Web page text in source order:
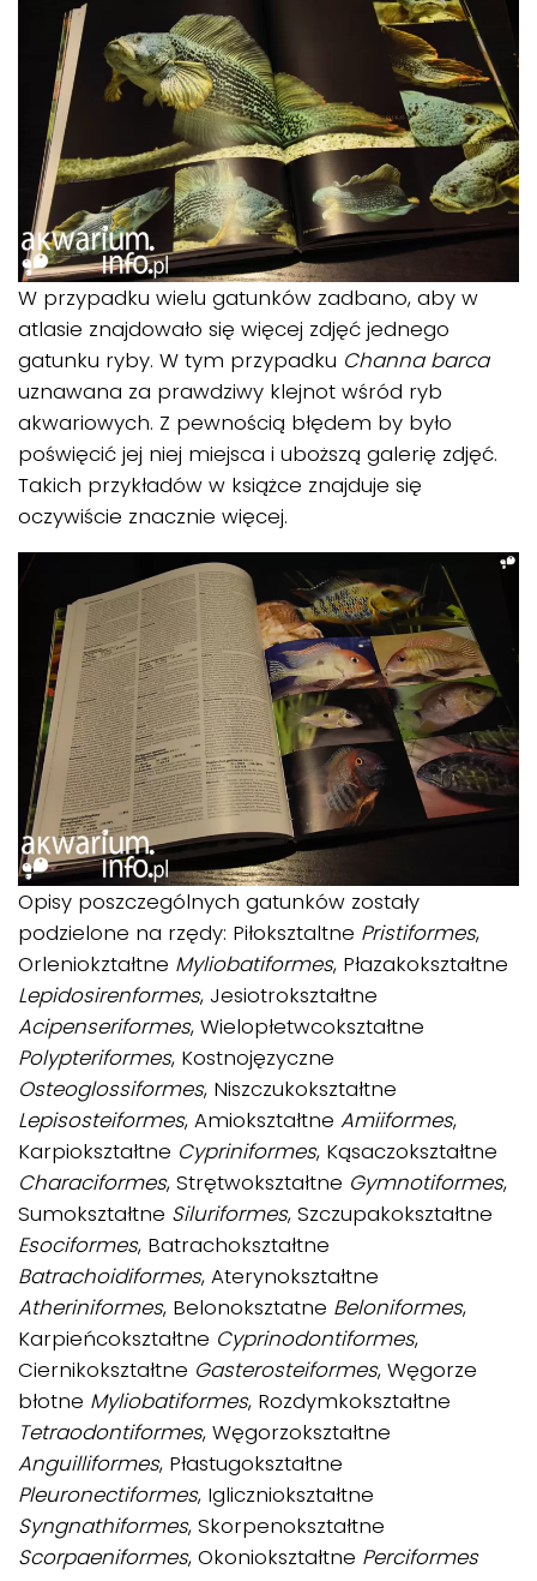
W przypadku wielu gatunków zadbano, aby w
atlasie znajdowało się więcej zdjęć jednego
gatunku ryby. W tym przypadku Channa barca
uznawana za prawdziwy klejnot wśród ryb
akwariowych. Z pewnością błędem by było
poświęcić jej niej miejsca i uboższą galerię zdjęć.
Takich przykładów w książce znajduje się
oczywiście znacznie więcej.
Opisy poszczególnych gatunków zostały
podzielone na rzędy: Piłoksztaltne Pristiformes,
Orleniokztałtne Myliobatiformes, Płazakokształtne
Lepidosirenformes, Jesiotrokształtne
Acipenseriformes, Wielopłetwcokształtne
Polypteriformes, Kostnojęzyczne
Osteoglossiformes, Niszczukokształtne
Lepisosteiformes, Amiokształtne Amiiformes,
Karpiokształtne Cypriniformes, Kąsaczokształtne
Characiformes, Strętwokształtne Gymnotiformes,
Sumokształtne Siluriformes, Szczupakokształtne
Esociformes, Batrachokształtne
Batrachoidiformes, Aterynokształtne
Atheriniformes, Belonoksztatne Beloniformes,
Karpieńcokształtne Cyprinodontiformes,
Ciernikokształtne Gasterosteiformes, Węgorze
błotne Myliobatiformes, Rozdymkokształtne
Tetraodontiformes, Węgorzokształtne
Anguilliformes, Płastugokształtne
Pleuronectiformes, Igliczniokształtne
Syngnathiformes, Skorpenokształtne
Scorpaeniformes, Okoniokształtne Perciformes